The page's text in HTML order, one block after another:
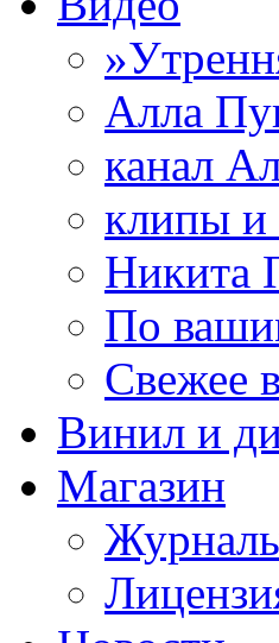
Алла
канал
клипы
Никита
По
Свежее
Винил и
Магазин